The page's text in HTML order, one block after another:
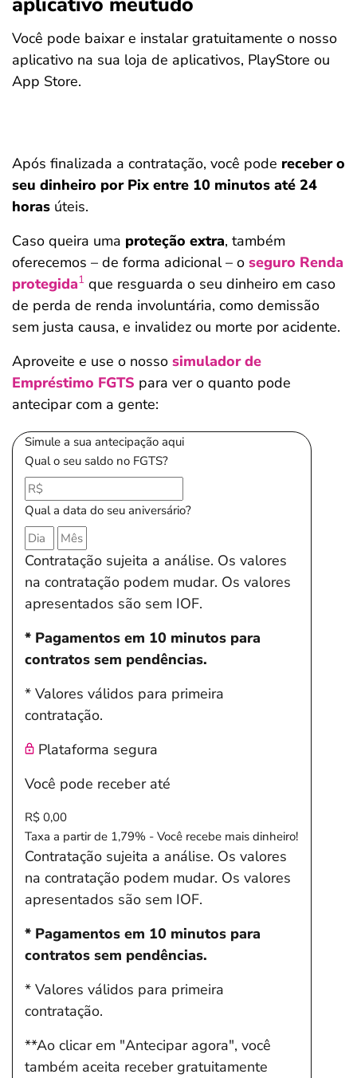
Você pode baixar e instalar gratuitamente o nosso
aplicativo na sua loja de aplicativos, PlayStore ou
App Store.
Após finalizada a contratação, você pode receber o
seu dinheiro por Pix entre 10 minutos até 24
horas úteis.
Caso queira uma proteção extra, também
oferecemos – de forma adicional – o seguro Renda
protegida1 que resguarda o seu dinheiro em caso
de perda de renda involuntária, como demissão
sem justa causa, e invalidez ou morte por acidente.
Aproveite e use o nosso simulador de
Empréstimo FGTS para ver o quanto pode
antecipar com a gente:
Simule a sua antecipação aqui
Qual o seu saldo no FGTS?
Qual a data do seu aniversário?
Contratação sujeita a análise. Os valores
na contratação podem mudar. Os valores
apresentados são sem IOF.
* Pagamentos em 10 minutos para
contratos sem pendências.
* Valores válidos para primeira
contratação.
Plataforma segura
Você pode receber até
R$ 0,00
Taxa a partir de 1,79% - Você recebe mais dinheiro!
Contratação sujeita a análise. Os valores
na contratação podem mudar. Os valores
apresentados são sem IOF.
* Pagamentos em 10 minutos para
contratos sem pendências.
* Valores válidos para primeira
contratação.
**Ao clicar em "Antecipar agora", você
também aceita receber gratuitamente